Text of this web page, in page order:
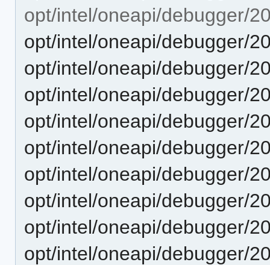
opt/intel/oneapi/debugger/
opt/intel/oneapi/debugger/
opt/intel/oneapi/debugger/
opt/intel/oneapi/debugger/
opt/intel/oneapi/debugger/
opt/intel/oneapi/debugger/
opt/intel/oneapi/debugger/
opt/intel/oneapi/debugger/
opt/intel/oneapi/debugger/
opt/intel/oneapi/debugger/